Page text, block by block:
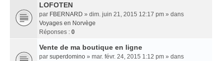
LOFOTEN
par FBERNARD » dim. juin 21, 2015 12:17 pm » dans
Voyages en Norvège
Réponses : 0
Vente de ma boutique en ligne
par superdomino » mar. févr. 24, 2015 1:12 pm » dans